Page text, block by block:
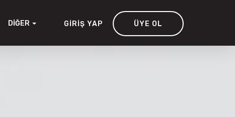
DIĞER GIRIŞ YAP ÜYE OL